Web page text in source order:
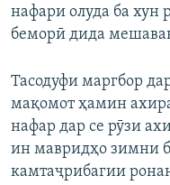
нафари олуда ба хун
беморӣ дида
Тасодуфи маргбор
мақомот ҳамин
нафар дар се рӯзи
ин мавридҳо зимни
камтаҷрибагии